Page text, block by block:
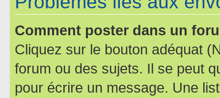
Comment poster dans un
Cliquez sur le bouton adéquat
forum ou des sujets. Il se peut
pour écrire un message. Une